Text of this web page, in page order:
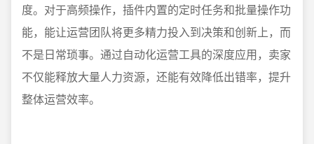
度。对于高频操作，插件内置的定时任务和批量操作功
能，能让运营团队将更多精力投入到决策和创新上，而
不是日常琐事。通过自动化运营工具的深度应用，卖家
不仅能释放大量人力资源，还能有效降低出错率，提升
整体运营效率。